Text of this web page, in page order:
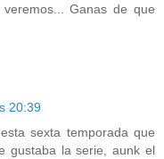
Ganas de que
20:39
sexta temporada que
gustaba la serie, aunk el